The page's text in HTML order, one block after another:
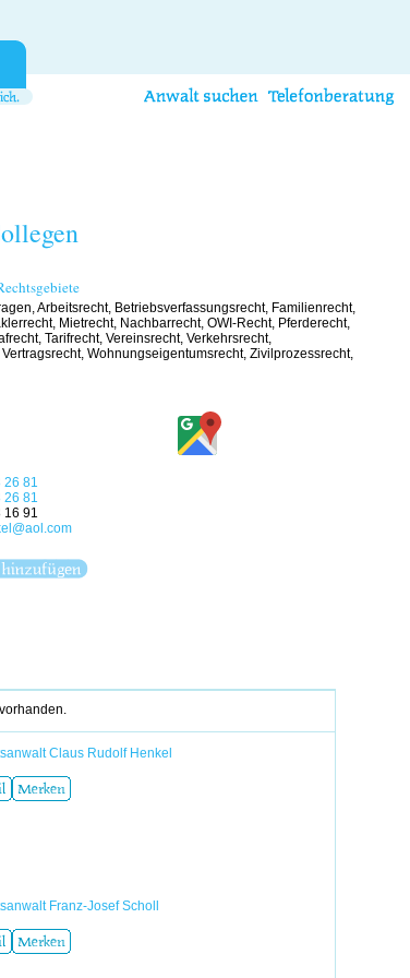
Arbeitsrecht, Betriebsverfassungsrecht, Familienrecht,
Mietrecht, Nachbarrecht, OWI-Recht, Pferderecht,
Tarifrecht, Vereinsrecht, Verkehrsrecht,
Wohnungseigentumsrecht, Zivilprozessrecht,
81
81
91
Claus Rudolf Henkel
Franz-Josef Scholl